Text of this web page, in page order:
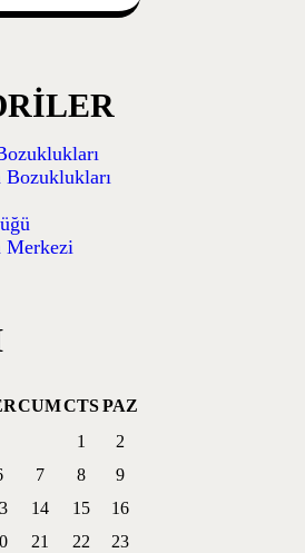
Merkezi
CUMCTSPAZ
1
2
7 8
9
14 15
16
21 22
23